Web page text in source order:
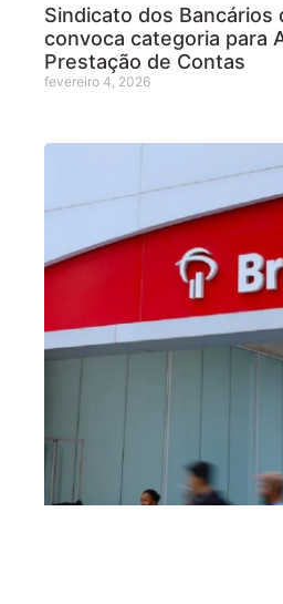
Sindicato dos Bancários
convoca categoria para
Prestação de Contas
fevereiro 4, 2026